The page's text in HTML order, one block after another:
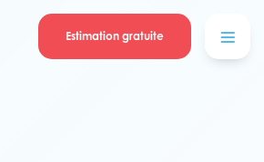
Estimation gratuite